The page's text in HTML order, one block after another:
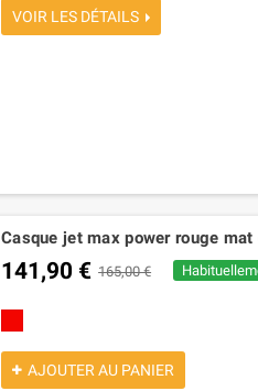
VOIR LES DÉTAILS
Casque jet max power rouge
141,90 € 165,00 €
AJOUTER AU PANIER